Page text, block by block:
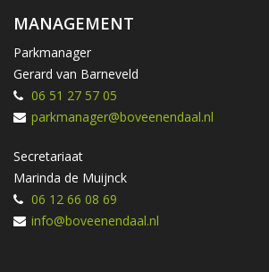
MANAGEMENT
Parkmanager
Gerard van Barneveld
06 51 27 57 05
parkmanager@boveenendaal.nl
Secretariaat
Marinda de Muijnck
06 12 66 08 69
info@boveenendaal.nl